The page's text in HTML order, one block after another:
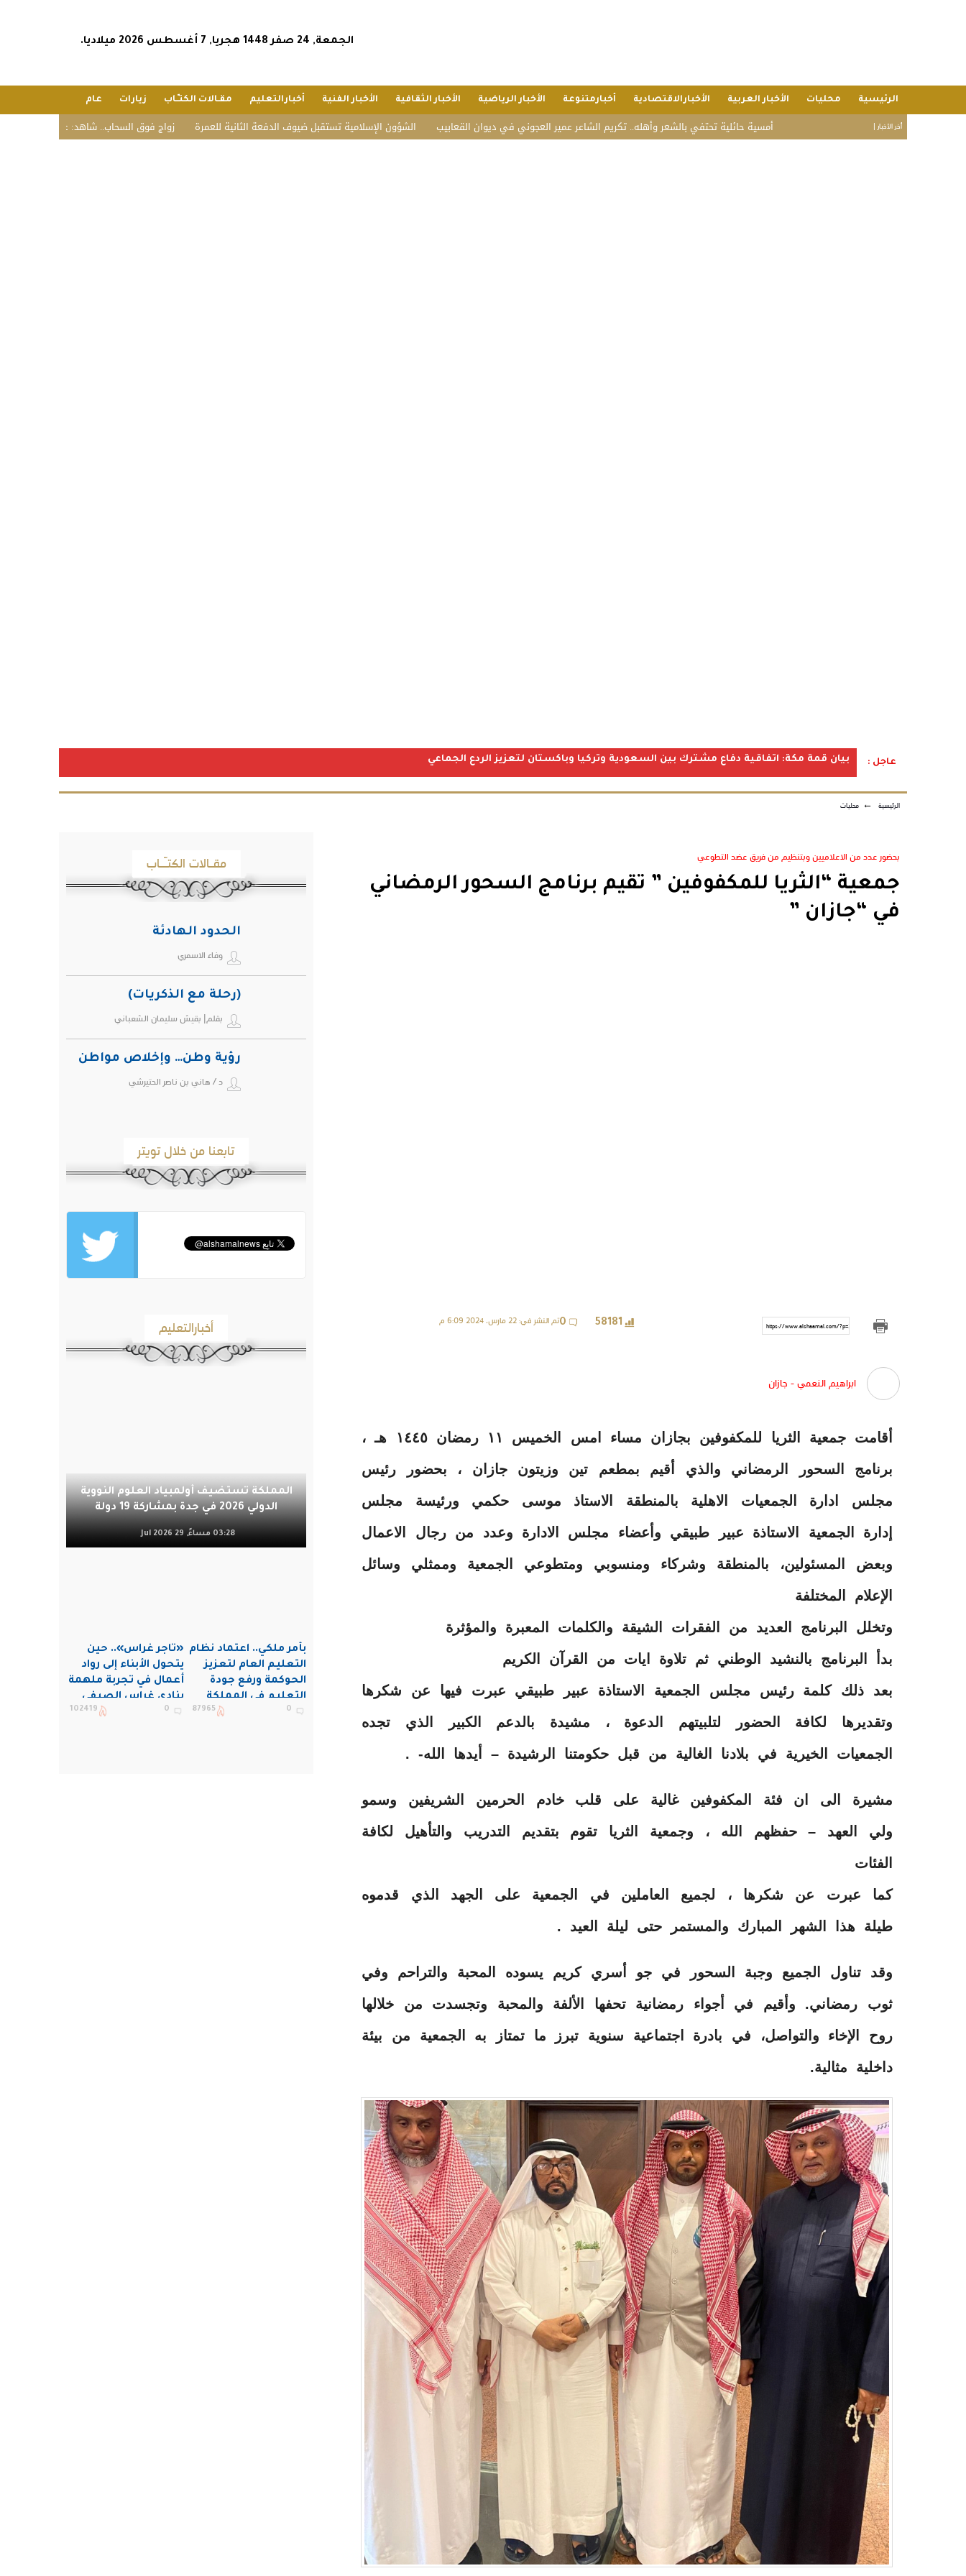
الجمعة, 24 صفر 1448 هجريا, 7 أغسطس 2026 ميلاديا.
الرئيسية محليات الأخبار العربية الأخبارالاقتصادية أخبارمتنوعة الأخبار الرياضية الأخبار الثقافية الأخبار الفنية أخبارالتعليم مقـالات الكتـّـاب زيارات عام
أخر الأخبار | زواج فوق السحاب.. شاهد: عريس يحتفل بزفافه على قمة الشؤون الإسلامية تستقبل ضيوف الدفعة الثانية للعمرة أمسية حائلية تحتفي بالشعر وأهله.. تكريم الشاعر عمير العجوني في ديوان القعابيب
عاجل : بيان قمة مكة: اتفاقية دفاع مشترك بين السعودية وتركيا وباكستان لتعزيز الردع الجماعي
الرئيسية ← محليات
بحضور عدد من الاعلاميين وبتنظيم من فريق عضد التطوعي
جمعية “الثريا للمكفوفين ” تقيم برنامج السحور الرمضاني
في “جازان ”
https://www.alshaamal.com/?p=254233
تم النشر في: 22 مارس، 2024 6:09 م 58181
0
ابراهيم النعمي - جازان
أقامت جمعية الثريا للمكفوفين بجازان مساء امس الخميس ١١ رمضان ١٤٤٥ هـ ،
برنامج السحور الرمضاني والذي أقيم بمطعم تين وزيتون جازان ، بحضور رئيس
مجلس ادارة الجمعيات الاهلية بالمنطقة الاستاذ موسى حكمي ورئيسة مجلس
إدارة الجمعية الاستاذة عبير طبيقي وأعضاء مجلس الادارة وعدد من رجال الاعمال
وبعض المسئولين، بالمنطقة وشركاء ومنسوبي ومتطوعي الجمعية وممثلي وسائل
الإعلام المختلفة
وتخلل البرنامج العديد من الفقرات الشيقة والكلمات المعبرة والمؤثرة
بدأ البرنامج بالنشيد الوطني ثم تلاوة ايات من القرآن الكريم
بعد ذلك كلمة رئيس مجلس الجمعية الاستاذة عبير طبيقي عبرت فيها عن شكرها
وتقديرها لكافة الحضور لتلبيتهم الدعوة ، مشيدة بالدعم الكبير الذي تجده
الجمعيات الخيرية في بلادنا الغالية من قبل حكومتنا الرشيدة – أيدها الله- .
مشيرة الى ان فئة المكفوفين غالية على قلب خادم الحرمين الشريفين وسمو
ولي العهد – حفظهم الله ، وجمعية الثريا تقوم بتقديم التدريب والتأهيل لكافة
الفئات
كما عبرت عن شكرها ، لجميع العاملين في الجمعية على الجهد الذي قدموه
طيلة هذا الشهر المبارك والمستمر حتى ليلة العيد .
وقد تناول الجميع وجبة السحور في جو أسري كريم يسوده المحبة والتراحم وفي
ثوب رمضاني. وأقيم في أجواء رمضانية تحفها الألفة والمحبة وتجسدت من خلالها
روح الإخاء والتواصل، في بادرة اجتماعية سنوية تبرز ما تمتاز به الجمعية من بيئة
داخلية مثالية.
مقـالات الكتـّـاب
الحدود الهادئة
وفاء الاسمري
(رحلة مع الذكريات)
بقلم| بقيش سليمان الشعباني
رؤية وطن… وإخلاص مواطن
د / هاني بن ناصر الحتيرشي
تابعنا من خلال تويتر
أخبارالتعليم
المملكة تستضيف أولمبياد العلوم النووية
الدولي 2026 في جدة بمشاركة 19 دولة
03:28 مساءً, 29 Jul 2026
بأمر ملكي.. اعتماد نظام
التعليم العام لتعزيز
الحوكمة ورفع جودة
التعليم في المملكة
0
87965
«تاجر غراس».. حين
يتحول الأبناء إلى رواد
أعمال في تجربة ملهمة
بنادي غراس الصيفي
بالجبيل
0
102419